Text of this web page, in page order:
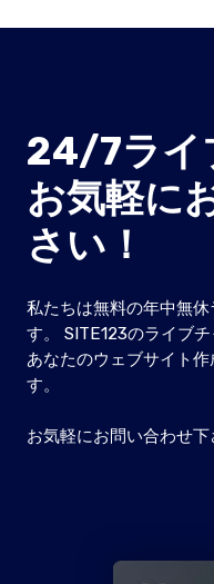
24/7ライ
お気軽に
さい！
私たちは無料の年中無
す。 SITE123のライブ
あなたのウェブサイト
す。
お気軽にお問い合わせ下